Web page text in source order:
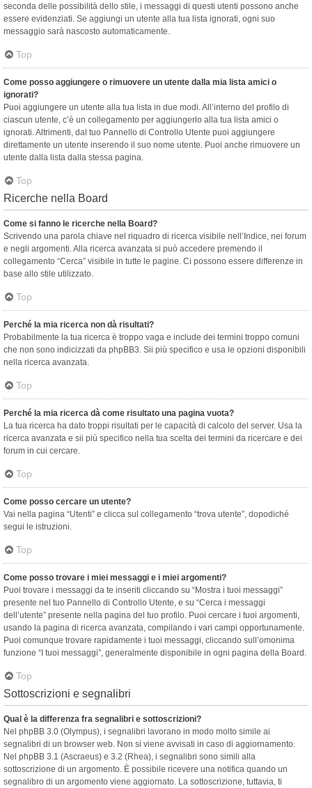
seconda delle possibilità dello stile, i messaggi di questi utenti possono anche
essere evidenziati. Se aggiungi un utente alla tua lista ignorati, ogni suo
messaggio sarà nascosto automaticamente.
Top
Come posso aggiungere o rimuovere un utente dalla mia lista amici o
ignorati?
Puoi aggiungere un utente alla tua lista in due modi. All’interno del profilo di
ciascun utente, c’è un collegamento per aggiungerlo alla tua lista amici o
ignorati. Altrimenti, dal tuo Pannello di Controllo Utente puoi aggiungere
direttamente un utente inserendo il suo nome utente. Puoi anche rimuovere un
utente dalla lista dalla stessa pagina.
Top
Ricerche nella Board
Come si fanno le ricerche nella Board?
Scrivendo una parola chiave nel riquadro di ricerca visibile nell’Indice, nei forum
e negli argomenti. Alla ricerca avanzata si può accedere premendo il
collegamento “Cerca” visibile in tutte le pagine. Ci possono essere differenze in
base allo stile utilizzato.
Top
Perché la mia ricerca non dà risultati?
Probabilmente la tua ricerca è troppo vaga e include dei termini troppo comuni
che non sono indicizzati da phpBB3. Sii più specifico e usa le opzioni disponibili
nella ricerca avanzata.
Top
Perché la mia ricerca dà come risultato una pagina vuota?
La tua ricerca ha dato troppi risultati per le capacità di calcolo del server. Usa la
ricerca avanzata e sii più specifico nella tua scelta dei termini da ricercare e dei
forum in cui cercare.
Top
Come posso cercare un utente?
Vai nella pagina “Utenti” e clicca sul collegamento “trova utente”, dopodiché
segui le istruzioni.
Top
Come posso trovare i miei messaggi e i miei argomenti?
Puoi trovare i messaggi da te inseriti cliccando su “Mostra i tuoi messaggi”
presente nel tuo Pannello di Controllo Utente, e su “Cerca i messaggi
dell’utente” presente nella pagina del tuo profilo. Puoi cercare i tuoi argomenti,
usando la pagina di ricerca avanzata, compilando i vari campi opportunamente.
Puoi comunque trovare rapidamente i tuoi messaggi, cliccando sull’omonima
funzione “I tuoi messaggi”, generalmente disponibile in ogni pagina della Board.
Top
Sottoscrizioni e segnalibri
Qual è la differenza fra segnalibri e sottoscrizioni?
Nel phpBB 3.0 (Olympus), i segnalibri lavorano in modo molto simile ai
segnalibri di un browser web. Non si viene avvisati in caso di aggiornamento.
Nel phpBB 3.1 (Ascraeus) e 3.2 (Rhea), i segnalibri sono simili alla
sottoscrizione di un argomento. È possibile ricevere una notifica quando un
segnalibro di un argomento viene aggiornato. La sottoscrizione, tuttavia, ti